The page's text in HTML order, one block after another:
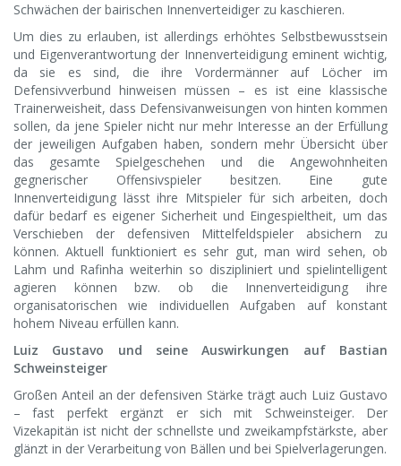
Schwächen der bairischen Innenverteidiger zu kaschieren.
Um dies zu erlauben, ist allerdings erhöhtes Selbstbewusstsein
und Eigenverantwortung der Innenverteidigung eminent wichtig,
da sie es sind, die ihre Vordermänner auf Löcher im
Defensivverbund hinweisen müssen – es ist eine klassische
Trainerweisheit, dass Defensivanweisungen von hinten kommen
sollen, da jene Spieler nicht nur mehr Interesse an der Erfüllung
der jeweiligen Aufgaben haben, sondern mehr Übersicht über
das gesamte Spielgeschehen und die Angewohnheiten
gegnerischer Offensivspieler besitzen. Eine gute
Innenverteidigung lässt ihre Mitspieler für sich arbeiten, doch
dafür bedarf es eigener Sicherheit und Eingespieltheit, um das
Verschieben der defensiven Mittelfeldspieler absichern zu
können. Aktuell funktioniert es sehr gut, man wird sehen, ob
Lahm und Rafinha weiterhin so diszipliniert und spielintelligent
agieren können bzw. ob die Innenverteidigung ihre
organisatorischen wie individuellen Aufgaben auf konstant
hohem Niveau erfüllen kann.
Luiz Gustavo und seine Auswirkungen auf Bastian
Schweinsteiger
Großen Anteil an der defensiven Stärke trägt auch Luiz Gustavo
– fast perfekt ergänzt er sich mit Schweinsteiger. Der
Vizekapitän ist nicht der schnellste und zweikampfstärkste, aber
glänzt in der Verarbeitung von Bällen und bei Spielverlagerungen.